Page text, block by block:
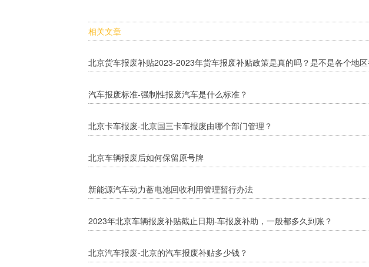
相关文章
北京货车报废补贴2023-2023年货车报废补贴政策是真的吗？是不是各个地区
汽车报废标准-强制性报废汽车是什么标准？
北京卡车报废-北京国三卡车报废由哪个部门管理？
北京车辆报废后如何保留原号牌
新能源汽车动力蓄电池回收利用管理暂行办法
2023年北京车辆报废补贴截止日期-车报废补助，一般都多久到账？
北京汽车报废-北京的汽车报废补贴多少钱？